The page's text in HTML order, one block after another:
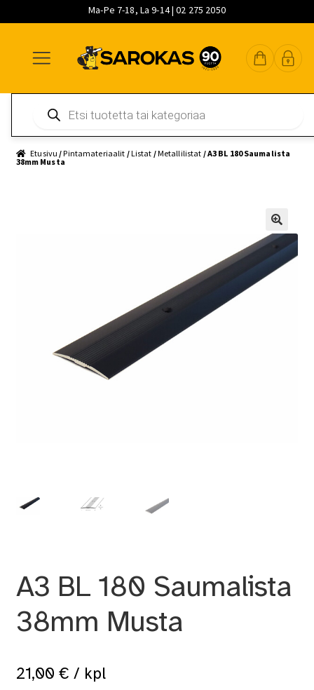
Ma-Pe 7-18, La 9-14 | 02 275 2050
navigointiin
sisältöön
pääsisältöön
search
Etusivu /Pintamateriaalit /Listat /Metallilistat / A3 BL 180 Saumalista
38mm Musta
A3 BL 180 Saumalista
38mm Musta
21,00 € / kpl